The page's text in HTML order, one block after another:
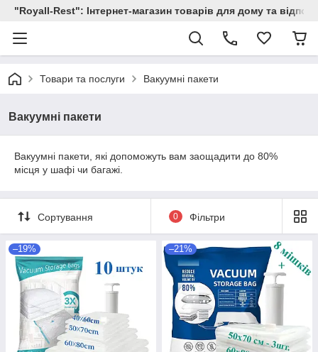
"Royall-Rest": Інтернет-магазин товарів для дому та
Товари та послуги Вакуумні пакети
Вакуумні пакети
Вакуумні пакети, які допоможуть вам заощадити до 80%
місця у шафі чи багажі.
Сортування 0 Фільтри
–19% –21%